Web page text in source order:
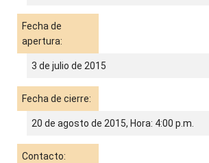
Fecha de
apertura:
3 de julio de 2015
Fecha de cierre:
20 de agosto de 2015, Hora: 4:00 p.m.
Contacto: